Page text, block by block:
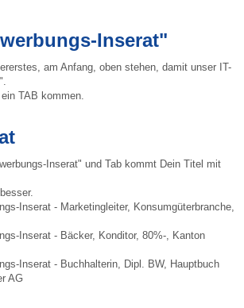
Inserat"
am Anfang, oben stehen, damit unser IT-
TAB kommen.
Inserat" und Tab kommt Dein Titel mit
Inserat - Marketingleiter, Konsumgüterbranche,
Inserat - Bäcker, Konditor, 80%-, Kanton
Inserat - Buchhalterin, Dipl. BW, Hauptbuch
AG